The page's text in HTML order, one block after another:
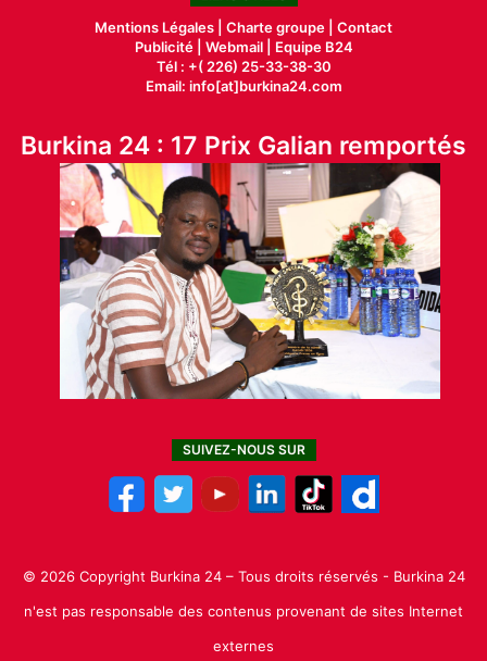
Mentions Légales | Charte groupe | Contact
Publicité| Webmail |
Equipe B24
Tél : +( 226) 25-33-38-30
Email: info[at]burkina24.com
Burkina 24 : 17 Prix Galian remportés
SUIVEZ-NOUS SUR
© 2026 Copyright Burkina 24 – Tous droits réservés - Burkina 24
n'est pas responsable des contenus provenant de sites Internet
externes